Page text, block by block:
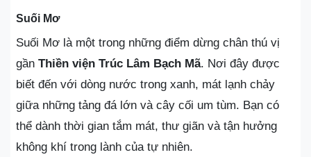
Suối Mơ
Suối Mơ là một trong những điểm dừng chân thú vị
gần Thiền viện Trúc Lâm Bạch Mã. Nơi đây được
biết đến với dòng nước trong xanh, mát lạnh chảy
giữa những tảng đá lớn và cây cối um tùm. Bạn có
thể dành thời gian tắm mát, thư giãn và tận hưởng
không khí trong lành của tự nhiên.